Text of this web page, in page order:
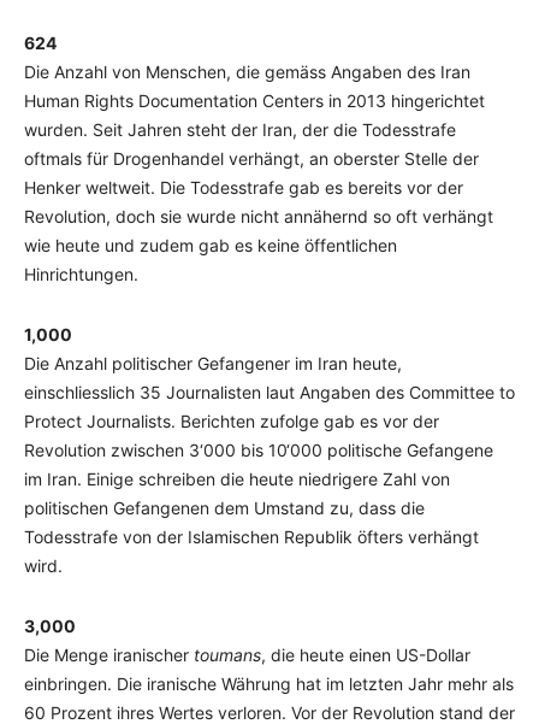
624
Die Anzahl von Menschen, die gemäss Angaben des Iran
Human Rights Documentation Centers in 2013 hingerichtet
wurden. Seit Jahren steht der Iran, der die Todesstrafe
oftmals für Drogenhandel verhängt, an oberster Stelle der
Henker weltweit. Die Todesstrafe gab es bereits vor der
Revolution, doch sie wurde nicht annähernd so oft verhängt
wie heute und zudem gab es keine öffentlichen
Hinrichtungen.
1,000
Die Anzahl politischer Gefangener im Iran heute,
einschliesslich 35 Journalisten laut Angaben des Committee to
Protect Journalists. Berichten zufolge gab es vor der
Revolution zwischen 3‘000 bis 10‘000 politische Gefangene
im Iran. Einige schreiben die heute niedrigere Zahl von
politischen Gefangenen dem Umstand zu, dass die
Todesstrafe von der Islamischen Republik öfters verhängt
wird.
3,000
Die Menge iranischer toumans, die heute einen US-Dollar
einbringen. Die iranische Währung hat im letzten Jahr mehr als
60 Prozent ihres Wertes verloren. Vor der Revolution stand der